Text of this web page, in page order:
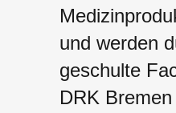
und werden
geschulte
DRK